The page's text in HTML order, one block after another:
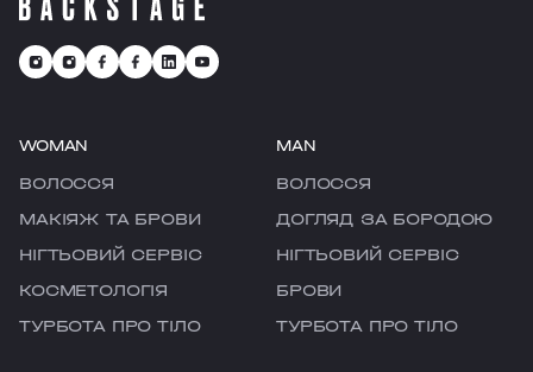
WOMAN
ВОЛОССЯ
МАКІЯЖ ТА БРОВИ
НІГТЬОВИЙ СЕРВІС
КОСМЕТОЛОГІЯ
ТУРБОТА ПРО ТІЛО
MAN
ВОЛОССЯ
ДОГЛЯД ЗА БОРОДОЮ
НІГТЬОВИЙ СЕРВІС
БРОВИ
ТУРБОТА ПРО ТІЛО